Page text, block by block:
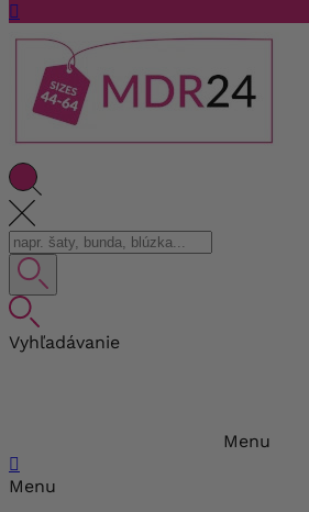

Vyhľadávanie
Menu

Menu